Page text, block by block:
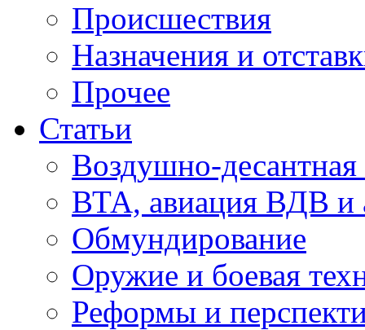
Происшествия
Назначения и
Прочее
Статьи
Воздушно-десантная
ВТА, авиация ВДВ и
Обмундирование
Оружие и боевая
Реформы и